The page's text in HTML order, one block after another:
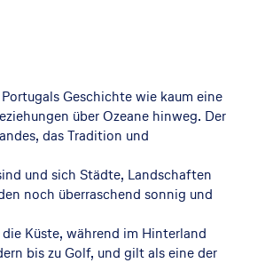
Geschichte wie kaum eine
über Ozeane hinweg. Der
das Tradition und
und sich Städte, Landschaften
noch überraschend sonnig und
Küste, während im Hinterland
bis zu Golf, und gilt als eine der